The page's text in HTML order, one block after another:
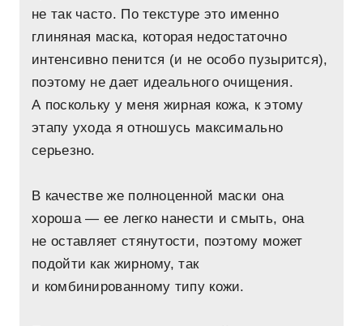
не так часто. По текстуре это именно
глиняная маска, которая недостаточно
интенсивно пенится (и не особо пузырится),
поэтому не дает идеального очищения.
А поскольку у меня жирная кожа, к этому
этапу ухода я отношусь максимально
серьезно.
В качестве же полноценной маски она
хороша — ее легко нанести и смыть, она
не оставляет стянутости, поэтому может
подойти как жирному, так
и комбинированному типу кожи.